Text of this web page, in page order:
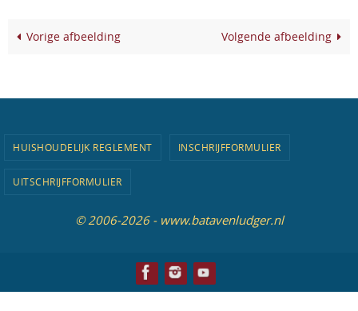
Vorige afbeelding Volgende afbeelding
HUISHOUDELIJK REGLEMENT INSCHRIJFFORMULIER
UITSCHRIJFFORMULIER
© 2006-2026 - www.batavenludger.nl